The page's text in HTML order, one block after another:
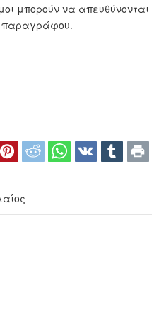
μπορούν να απευθύνονται
παραγράφου.